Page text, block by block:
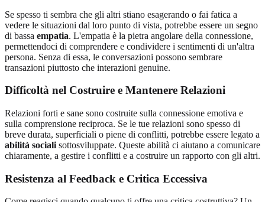
Se spesso ti sembra che gli altri stiano esagerando o fai fatica a
vedere le situazioni dal loro punto di vista, potrebbe essere un segno
di bassa empatia. L'empatia è la pietra angolare della connessione,
permettendoci di comprendere e condividere i sentimenti di un'altra
persona. Senza di essa, le conversazioni possono sembrare
transazioni piuttosto che interazioni genuine.
Difficoltà nel Costruire e Mantenere Relazioni
Relazioni forti e sane sono costruite sulla connessione emotiva e
sulla comprensione reciproca. Se le tue relazioni sono spesso di
breve durata, superficiali o piene di conflitti, potrebbe essere legato a
abilità sociali sottosviluppate. Queste abilità ci aiutano a comunicare
chiaramente, a gestire i conflitti e a costruire un rapporto con gli altri.
Resistenza al Feedback e Critica Eccessiva